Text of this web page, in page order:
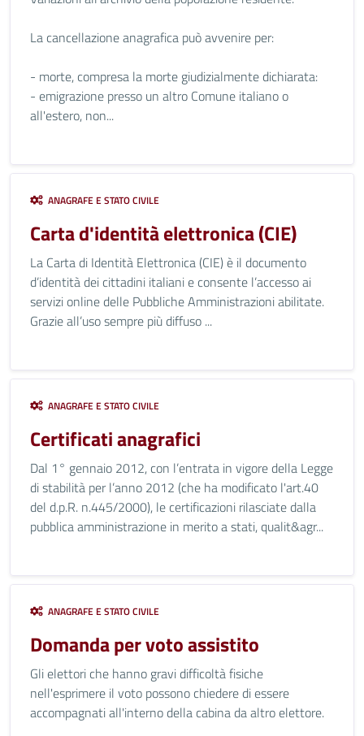
La cancellazione anagrafica può avvenire per:
- morte, compresa la morte giudizialmente dichiarata:
- emigrazione presso un altro Comune italiano o
all'estero, non...
ANAGRAFE E STATO CIVILE
Carta d'identità elettronica (CIE)
La Carta di Identità Elettronica (CIE) è il documento
d’identità dei cittadini italiani e consente l’accesso ai
servizi online delle Pubbliche Amministrazioni abilitate.
Grazie all’uso sempre più diffuso ...
ANAGRAFE E STATO CIVILE
Certificati anagrafici
Dal 1° gennaio 2012, con l’entrata in vigore della Legge
di stabilità per l’anno 2012 (che ha modificato l'art.40
del d.p.R. n.445/2000), le certificazioni rilasciate dalla
pubblica amministrazione in merito a stati, qualit&agr...
ANAGRAFE E STATO CIVILE
Domanda per voto assistito
Gli elettori che hanno gravi difficoltà fisiche
nell'esprimere il voto possono chiedere di essere
accompagnati all'interno della cabina da altro elettore.